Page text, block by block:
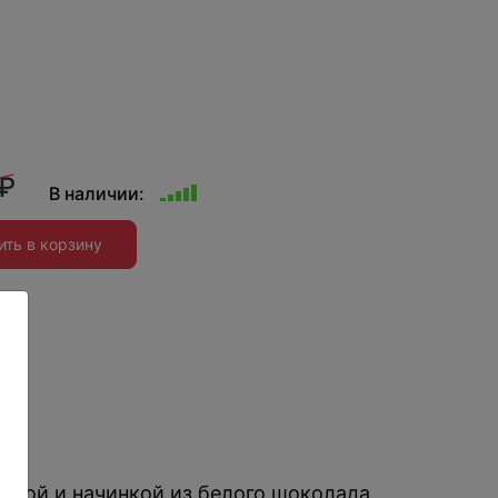
В наличии:
в корзину
и начинкой из белого шоколада,